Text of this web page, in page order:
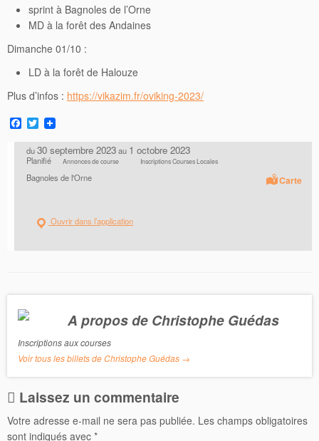
sprint à Bagnoles de l’Orne
MD à la forêt des Andaines
Dimanche 01/10 :
LD à la forêt de Halouze
Plus d’infos : https://vikazim.fr/oviking-2023/
F
a
c
e
b
o
T
w
i
t
t
e
du 30 septembre 2023 au 1 octobre 2023
Planifié Annonces de course Inscriptions Courses Locales
Bagnoles de l'Orne Carte
Ouvrir dans l’application
A propos de Christophe Guédas
Inscriptions aux courses
Voir tous les billets de Christophe Guédas →
Laissez un commentaire
Votre adresse e-mail ne sera pas publiée. Les champs obligatoires
sont indiqués avec *